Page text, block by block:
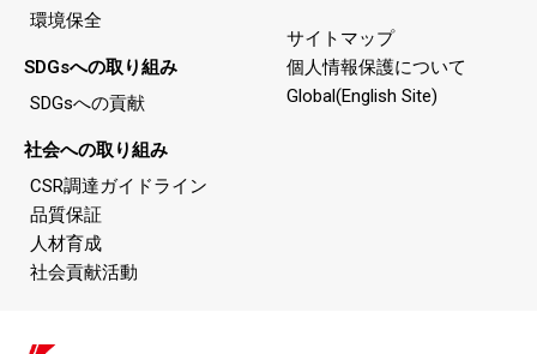
環境保全
SDGsへの取り組み
SDGsへの貢献
社会への取り組み
CSR調達ガイドライン
品質保証
人材育成
社会貢献活動
サイトマップ
個人情報保護について
Global(English Site)